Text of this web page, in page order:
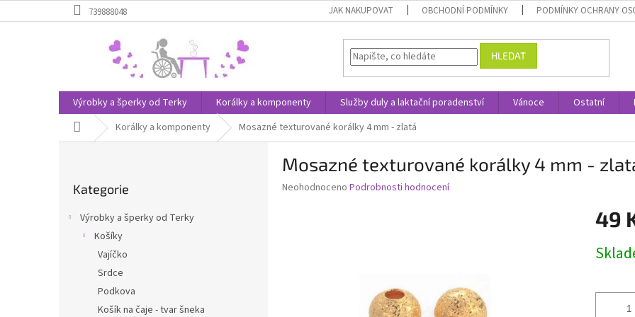
na
739888048 JAK NAKUPOVAT OBCHODNÍ PODMÍNKY PODMÍNKY OCHRANY
HLEDAT
Výrobky a šperky od Terky Korálky a komponenty Služby duly a laktační poradenství Vánoce Ostatní
Domů Korálky a komponenty Mosazné texturované korálky 4 mm - zlatá
kategorie
Kategorie
Výrobky a šperky od Terky
Košíky
Vajíčko
Srdce
Podkova
Košík na čaje - tvar šneka
Mosazné texturované korálky 4 mm -
Průměrné
Neohodnoceno Podrobnosti hodnocení
49
cena: